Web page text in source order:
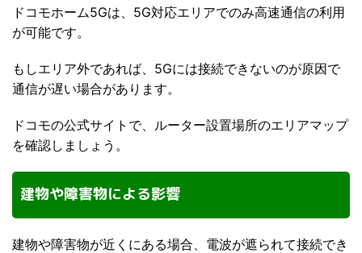
ドコモホーム5Gは、5G対応エリアでのみ高速通信の利用
が可能です。
もしエリア外であれば、5Gには接続できないのが原因で
通信が遅い場合があります。
ドコモの公式サイトで、ルーター設置場所のエリアマップ
を確認しましょう。
建物や障害物による影響
建物や障害物が近くにある場合、電波が遮られて接続でき